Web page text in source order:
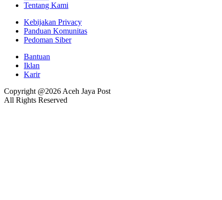
Tentang Kami
Kebijakan Privacy
Panduan Komunitas
Pedoman Siber
Bantuan
Iklan
Karir
Copyright @2026 Aceh Jaya Post
All Rights Reserved